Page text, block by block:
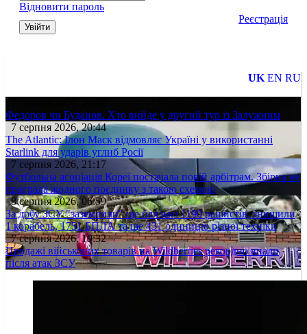
Відновити пароль
Увійти
Реєстрація
UK EN RU
Федоров чи Буданов. Хто вийде у другий тур із Залужним
7 серпня 2026, 20:44
The Atlantic: Ілон Маск відмовляє Україні у використанні
Starlink для ударів углиб Росії
7 серпня 2026, 21:17
Футбольна асоціація Кореї постачала повій арбітрам. Збірна не
програла жодного поєдинку з такою схемою
8 серпня 2026, 06:59
За добу ЗСУ "заземлили" ще близько 1190 рашистів, знищили
1 корабель, 1751 БПЛА та ще 431 одиницю різної техніки
7 серпня 2026, 19:32
Продажі військових товарів на Wildberries рекордно впали
після атак ЗСУ